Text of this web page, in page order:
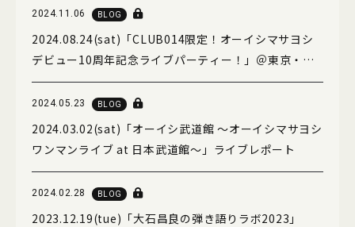
2024.11.06 BLOG
2024.08.24(sat)「CLUB014限定！オーイシマサヨシ
デビュー10周年記念ライブパーティー！」＠東京・
The Garden Hall ライブレポート
2024.05.23 BLOG
2024.03.02(sat)「オーイシ武道館 ～オーイシマサヨシ
ワンマンライブ at 日本武道館～」ライブレポート
2024.02.28 BLOG
2023.12.19(tue)「大石昌良の弾き語りラボ2023」